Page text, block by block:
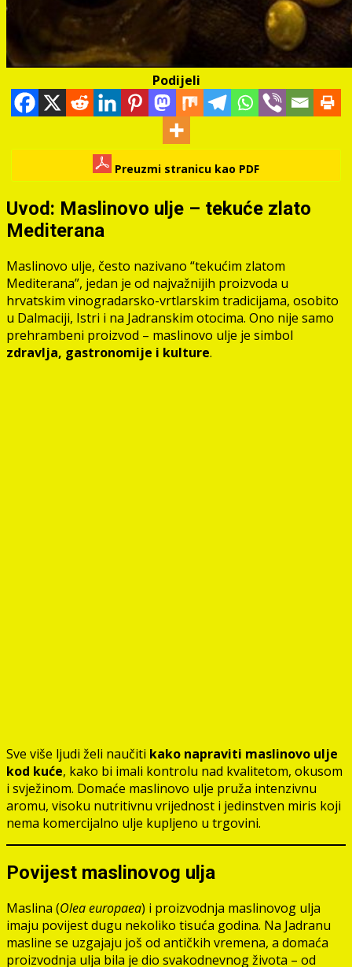
Podijeli
Preuzmi stranicu kao PDF
Uvod: Maslinovo ulje – tekuće zlato
Mediterana
Maslinovo ulje, često nazivano “tekućim zlatom
Mediterana”, jedan je od najvažnijih proizvoda u
hrvatskim vinogradarsko-vrtlarskim tradicijama, osobito
u Dalmaciji, Istri i na Jadranskim otocima. Ono nije samo
prehrambeni proizvod – maslinovo ulje je simbol
zdravlja, gastronomije i kulture.
Sve više ljudi želi naučiti kako napraviti maslinovo ulje
kod kuće, kako bi imali kontrolu nad kvalitetom, okusom
i svježinom. Domaće maslinovo ulje pruža intenzivnu
aromu, visoku nutritivnu vrijednost i jedinstven miris koji
nema komercijalno ulje kupljeno u trgovini.
Povijest maslinovog ulja
Maslina (Olea europaea) i proizvodnja maslinovog ulja
imaju povijest dugu nekoliko tisuća godina. Na Jadranu
masline se uzgajaju još od antičkih vremena, a domaća
proizvodnja ulja bila je dio svakodnevnog života – od